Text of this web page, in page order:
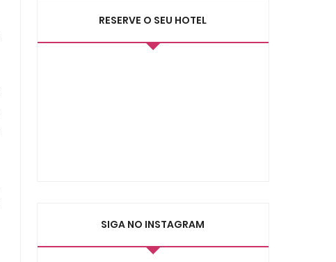
RESERVE O SEU HOTEL
SIGA NO INSTAGRAM